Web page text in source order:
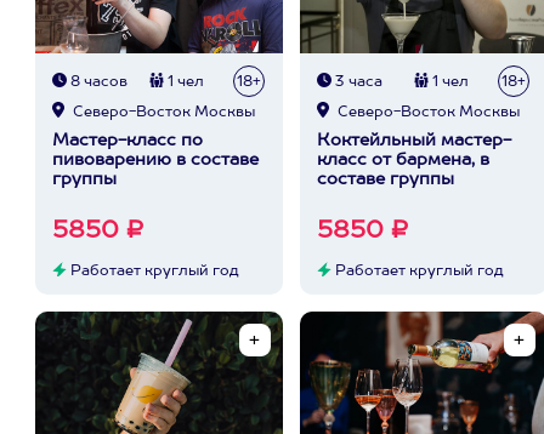
8 часов 1 чел 18+
Северо-Восток Москвы
Мастер-класс по
пивоварению в составе
группы
5850 ₽
Работает круглый год
3 часа 1 чел 18+
Северо-Восток Москвы
Коктейльный мастер-
класс от бармена, в
составе группы
5850 ₽
Работает круглый год